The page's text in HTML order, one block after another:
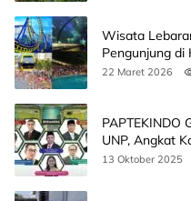
Wisata
Pengunjung di
22 Maret 2026
PAPTEKINDO
UNP, Angkat
Agendanya
13 Oktober 2025